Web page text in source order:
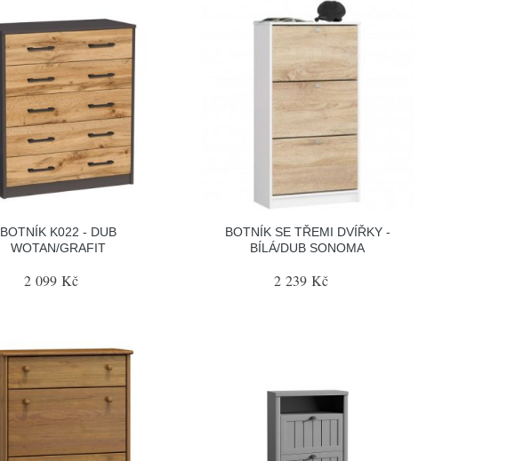
BOTNÍK K022 - DUB
WOTAN/GRAFIT
2 099 Kč
BOTNÍK SE TŘEMI DVÍŘKY -
BÍLÁ/DUB SONOMA
2 239 Kč